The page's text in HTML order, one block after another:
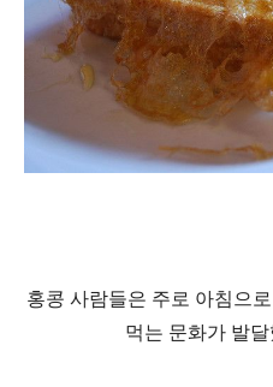
홍콩 사람들은 주로 아침으
먹는 문화가 발